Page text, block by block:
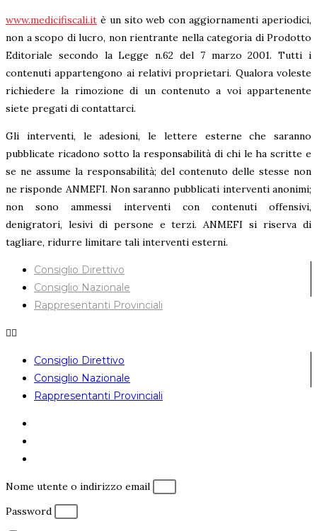
www.medicifiscali.it è un sito web con aggiornamenti aperiodici,
non a scopo di lucro, non rientrante nella categoria di Prodotto
Editoriale secondo la Legge n.62 del 7 marzo 2001. Tutti i
contenuti appartengono ai relativi proprietari. Qualora voleste
richiedere la rimozione di un contenuto a voi appartenente
siete pregati di contattarci.
Gli interventi, le adesioni, le lettere esterne che saranno
pubblicate ricadono sotto la responsabilità di chi le ha scritte e
se ne assume la responsabilità; del contenuto delle stesse non
ne risponde ANMEFI. Non saranno pubblicati interventi anonimi;
non sono ammessi interventi con contenuti offensivi,
denigratori, lesivi di persone e terzi. ANMEFI si riserva di
tagliare, ridurre limitare tali interventi esterni.
Consiglio Direttivo
Consiglio Nazionale
Rappresentanti Provinciali
Consiglio Direttivo
Consiglio Nazionale
Rappresentanti Provinciali
Nome utente o indirizzo email
Password